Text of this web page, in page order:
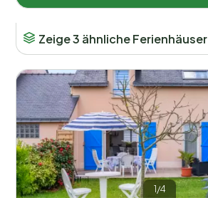
Entfernung 1
Preis
Zeige 3 ähnliche Ferienhäuser
1/4